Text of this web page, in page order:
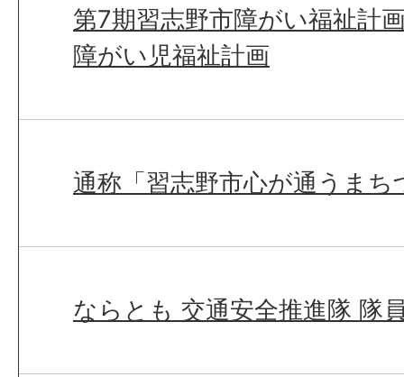
第7期習志野市障がい福祉計
障がい児福祉計画
通称「習志野市心が通うまち
ならとも 交通安全推進隊 隊